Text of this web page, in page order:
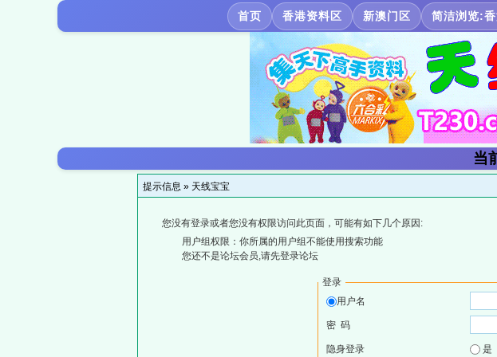
首页 香港资料区 新澳门区 简洁浏览:
当
提示信息 » 天线宝宝
您没有登录或者您没有权限访问此页面，可能有如下几个原因:
用户组权限：你所属的用户组不能使用搜索功能
您还不是论坛会员,请先登录论坛
登录
用户名
密 码
隐身登录